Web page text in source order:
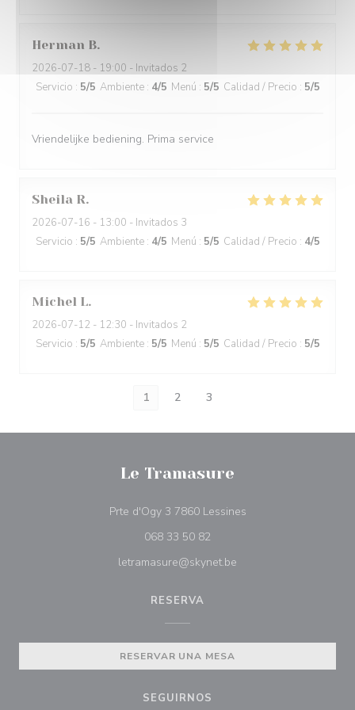
Herman B
2026-07-18 - 19:00 - Invitados 2
Servicio : 5/5 Ambiente : 4/5 Menú : 5/5 Calidad / Precio : 5/5
Vriendelijke bediening. Prima service
Sheila R
2026-07-16 - 13:00 - Invitados 3
Servicio : 5/5 Ambiente : 4/5 Menú : 5/5 Calidad / Precio : 4/5
Michel L
2026-07-12 - 12:30 - Invitados 2
Servicio : 5/5 Ambiente : 5/5 Menú : 5/5 Calidad / Precio : 5/5
1 2 3
Le Tramasure
Prte d'Ogy 3 7860 Lessines((abre en una nueva
068 33 50 82
letramasure@skynet.be
RESERVA
RESERVAR UNA MESA
SEGUIRNOS